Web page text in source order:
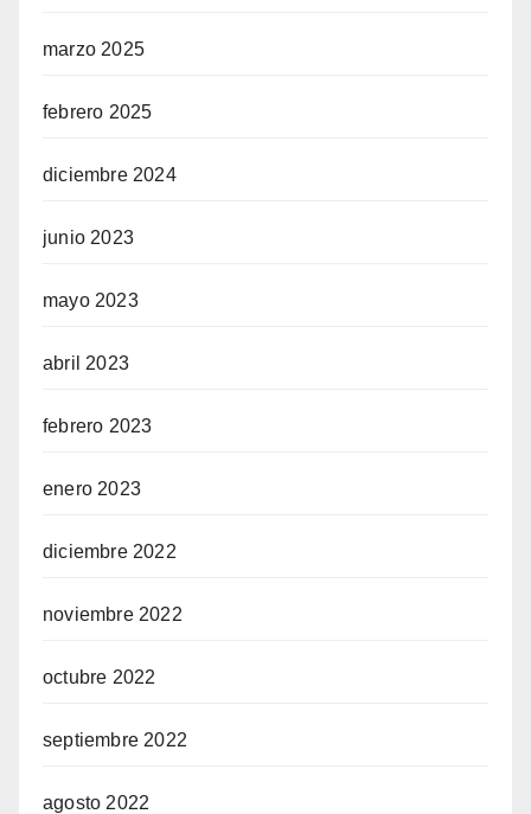
marzo 2025
febrero 2025
diciembre 2024
junio 2023
mayo 2023
abril 2023
febrero 2023
enero 2023
diciembre 2022
noviembre 2022
octubre 2022
septiembre 2022
agosto 2022